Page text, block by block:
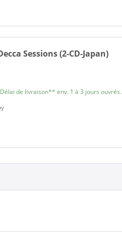
Sessions (2-CD-Japan)
de livraison** env. 1 à 3 jours ouvrés.